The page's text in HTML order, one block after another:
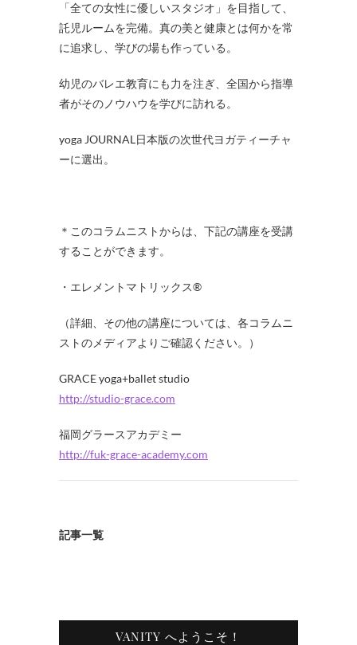
「全ての女性に優しいスタジオ」を目指して、
託児ルームを完備。真の美と健康とは何かを常
に追求し、学びの場も作っている。
幼児のバレエ教育にも力を注ぎ、全国から指導
者がそのノウハウを学びに訪れる。
yoga JOURNAL日本版の次世代ヨガティーチャ
ーに選出。
＊このコラムニストからは、下記の講座を受講
することができます。
・エレメントマトリックス®
（詳細、その他の講座については、各コラムニ
ストのメディアよりご確認ください。）
GRACE yoga+ballet studio
http://studio-grace.com
福岡グラースアカデミー
http://fuk-grace-academy.com
記事一覧
VANITY へようこそ！